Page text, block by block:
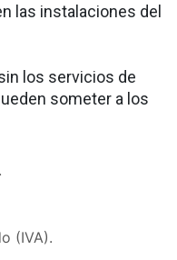
las instalaciones del
los servicios de
someter a los
(IVA).